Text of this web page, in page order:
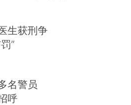
生获刑争
”
名警员
呼